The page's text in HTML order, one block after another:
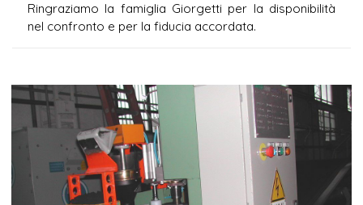
Ringraziamo la famiglia Giorgetti per la disponibilità
nel confronto e per la fiducia accordata.